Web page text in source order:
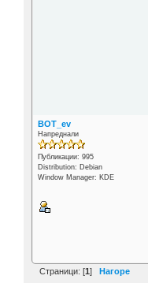
BOT_ev
Напреднали
Публикации: 995
Distribution: Debian
Window Manager: KDE
Страници: [1] Нагоре